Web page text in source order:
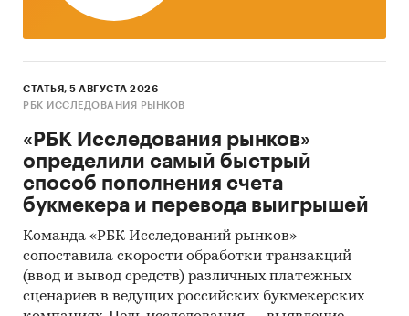
субъектам РФ)
Уровень инфляции на товар к декабрю
предыдущего года в сравнении с общей
инфляцией, 2002-2025)
Инфляция на товар в сравнении с общей
инфляцией за месяц. Данные за актуальный
месяц к предыдущему месяцу, 2002-2025
Инфляция на товар в сравнении с общей
инфляцией за год. Данные за актуальный
месяц к предыдущему году, 2002-2025
Тор-20 регионов РФ по цене. Указаны
регионы с максимальной и минимальной
ценой в актуальный период, а также
СТАТЬЯ, 5 АВГУСТА 2026
РБК ИССЛЕДОВАНИЯ РЫНКОВ
«РБК Исследования рынков»
определили самый быстрый
способ пополнения счета
букмекера и перевода выигрышей
Команда «РБК Исследований рынков»
сопоставила скорости обработки транзакций
(ввод и вывод средств) различных платежных
сценариев в ведущих российских букмекерских